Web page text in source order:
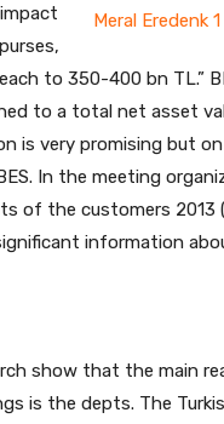
to 350-400 bn TL.”
to a total net asset
is very promising but
In the meeting
of the customers 2013
significant information
show that the main
is the depts. The